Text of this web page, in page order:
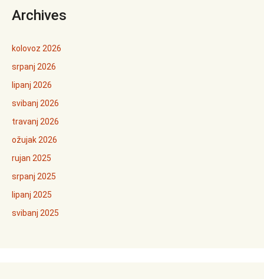
Archives
kolovoz 2026
srpanj 2026
lipanj 2026
svibanj 2026
travanj 2026
ožujak 2026
rujan 2025
srpanj 2025
lipanj 2025
svibanj 2025